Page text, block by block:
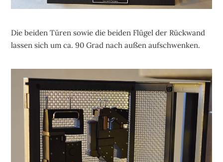
Die beiden Türen sowie die beiden Flügel der Rückwand
lassen sich um ca. 90 Grad nach außen aufschwenken.